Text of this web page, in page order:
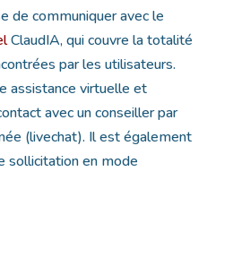
de communiquer avec le
ClaudIA, qui couvre la totalité
par les utilisateurs.
assistance virtuelle et
avec un conseiller par
(livechat). Il est également
sollicitation en mode